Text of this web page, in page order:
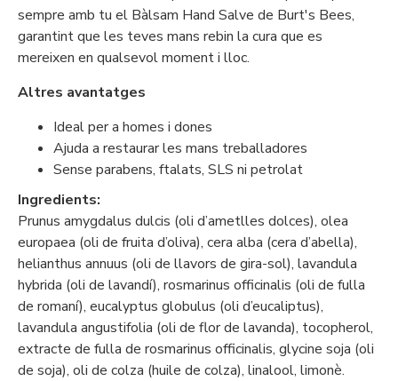
sempre amb tu el Bàlsam Hand Salve de Burt's Bees,
garantint que les teves mans rebin la cura que es
mereixen en qualsevol moment i lloc.
Altres avantatges
Ideal per a homes i dones
Ajuda a restaurar les mans treballadores
Sense parabens, ftalats, SLS ni petrolat
Ingredients:
Prunus amygdalus dulcis (oli d’ametlles dolces), olea
europaea (oli de fruita d’oliva), cera alba (cera d’abella),
helianthus annuus (oli de llavors de gira-sol), lavandula
hybrida (oli de lavandí), rosmarinus officinalis (oli de fulla
de romaní), eucalyptus globulus (oli d’eucaliptus),
lavandula angustifolia (oli de flor de lavanda), tocopherol,
extracte de fulla de rosmarinus officinalis, glycine soja (oli
de soja), oli de colza (huile de colza), linalool, limonè.